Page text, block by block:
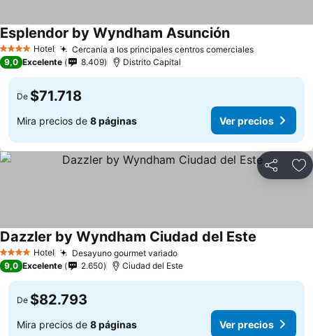
4 EstrellasHotel Cercanía a los principales centros comerciales
Esplendor by Wyndham Asunción
9,0 Excelente 8.409 Distrito Capital
De $71.718
Mira precios de 8 páginas Ver precios
Compartir
4 EstrellasHotel Desayuno gourmet variado
Dazzler by Wyndham Ciudad del Este
9,0 Excelente 2.650 Ciudad del Este
De $82.793
Mira precios de 8 páginas Ver precios